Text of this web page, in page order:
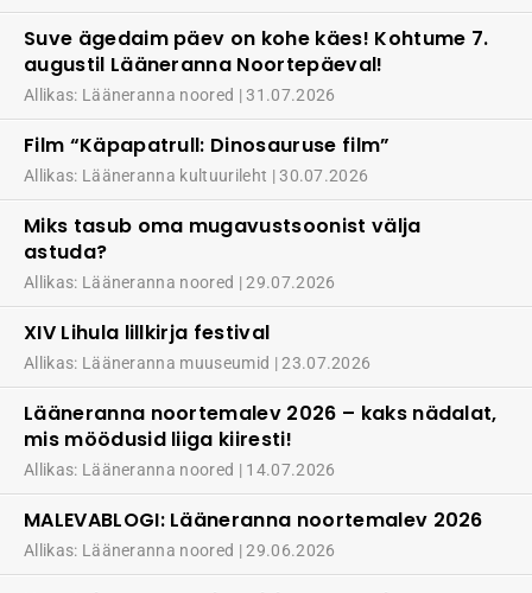
Suve ägedaim päev on kohe käes! Kohtume 7.
augustil Lääneranna Noortepäeval!
Allikas: Lääneranna noored 31.07.2026
Film “Käpapatrull: Dinosauruse film”
Allikas: Lääneranna kultuurileht 30.07.2026
Miks tasub oma mugavustsoonist välja
astuda?
Allikas: Lääneranna noored 29.07.2026
XIV Lihula lillkirja festival
Allikas: Lääneranna muuseumid 23.07.2026
Lääneranna noortemalev 2026 – kaks nädalat,
mis möödusid liiga kiiresti!
Allikas: Lääneranna noored 14.07.2026
MALEVABLOGI: Lääneranna noortemalev 2026
Allikas: Lääneranna noored 29.06.2026